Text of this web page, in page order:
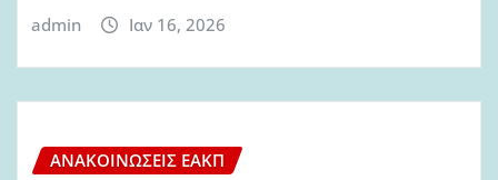
admin Ιαν 16, 2026
ΑΝΑΚΟΙΝΏΣΕΙΣ ΕΑΚΠ